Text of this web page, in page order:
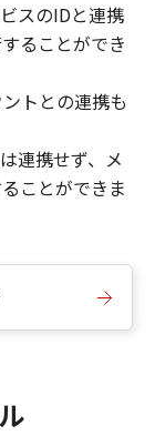
スのIDと連携
ることができ
トとの連携も
連携せず、メ
ことができま